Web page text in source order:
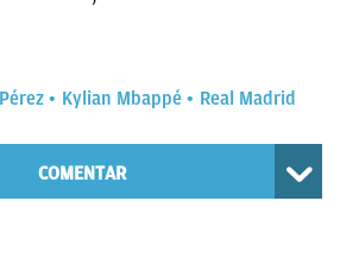
Kylian Mbappé Real Madrid
COMENTAR